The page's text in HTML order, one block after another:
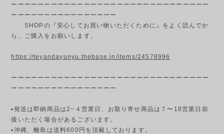
ーーーーーーーーーーーーーーーーーーーーーーーーーーーーーー
ーーーーーーーーーーーーーーーー
SHOPの『安心してお買い物いただくために』をよく読んでか
ら、ご購入をお願いします。
https://teyandayunyu.thebase.in/items/24578996
ーーーーーーーーーーーーーーーーーーーーーーーーーーーーーー
ーーーーーーーーーーーーーーーー
▪発送は即納商品は2−４営業日、お取り寄せ商品は７〜18営業日前
後いただく場合があるございます。
▪︎沖縄、離島は送料600円を頂戴しております。